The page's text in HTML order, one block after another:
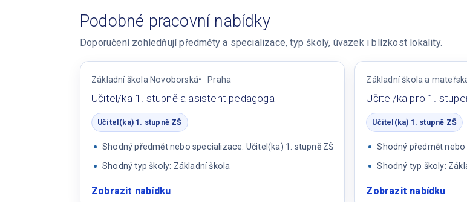
Podobné pracovní nabídky
Doporučení zohledňují předměty a specializace, typ školy, úvazek i blízkost lokality.
Základní škola Novoborská Praha
Učitel/ka 1. stupně a asistent pedagoga
Učitel(ka) 1. stupně ZŠ
Shodný předmět nebo specializace: Učitel(ka) 1. stupně ZŠ
Shodný typ školy: Základní škola
Zobrazit nabídku:
Základní škola a
Učitel/ka pro 1.
Učitel(ka) 1. stupně ZŠ
Shodný předmět
Shodný typ školy:
Zobrazit nabídku: